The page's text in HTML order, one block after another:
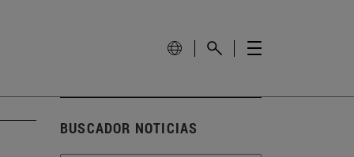
BUSCADOR NOTICIAS